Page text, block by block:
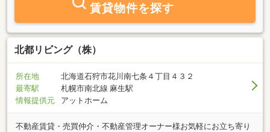
賃貸物件を探す
北都リビング（株）
所在地
北海道石狩市花川南七条４丁目４３２
最寄駅
札幌市南北線 麻生駅
情報提供元
アットホーム
不動産賃貸・売買仲介・不動産管理オーナー様お気軽にお立ち寄り